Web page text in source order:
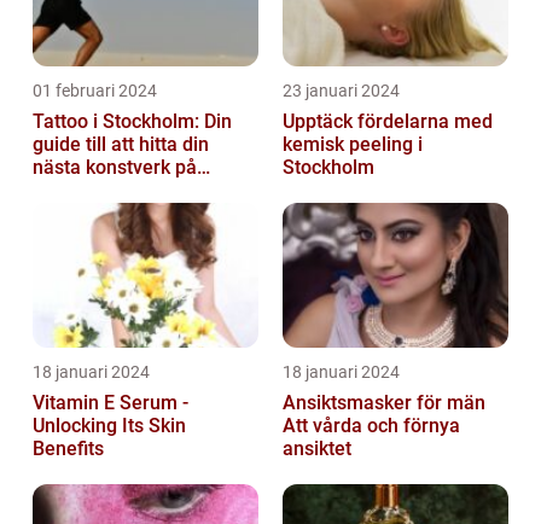
01 februari 2024
Tattoo i Stockholm: Din
guide till att hitta din
nästa konstverk på
23 januari 2024
Upptäck fördelarna med
kemisk peeling i
Stockholm
18 januari 2024
Vitamin E Serum -
Unlocking Its Skin
Benefits
18 januari 2024
Ansiktsmasker för män
Att vårda och förnya
ansiktet